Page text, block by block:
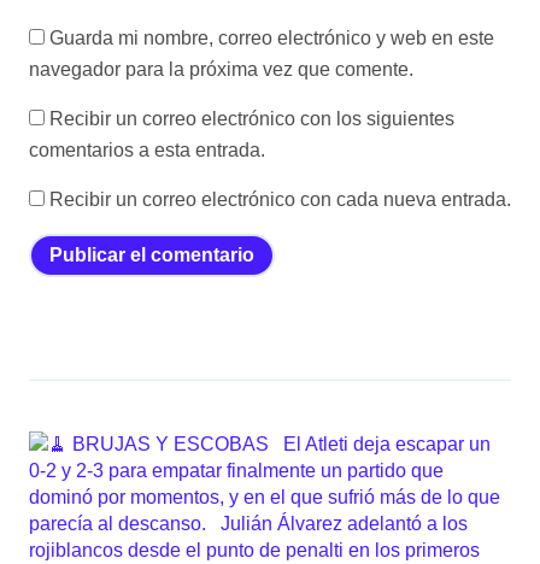
Guarda mi nombre, correo electrónico y web en este
navegador para la próxima vez que comente.
Recibir un correo electrónico con los siguientes
comentarios a esta entrada.
Recibir un correo electrónico con cada nueva entrada.